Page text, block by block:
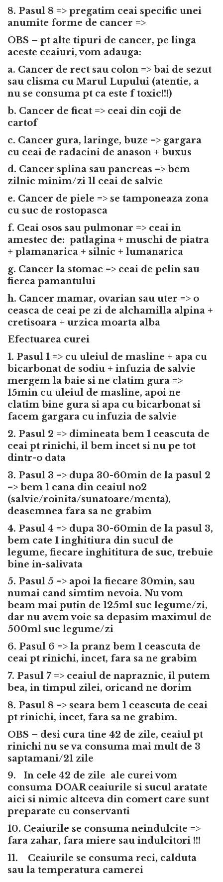
8. Pasul 8 => pregatim ceai specific unei
anumite forme de cancer =>
OBS – pt alte tipuri de cancer, pe linga
aceste ceaiuri, vom adauga:
a. Cancer de rect sau colon => bai de sezut
sau clisma cu Marul Lupului (atentie, a
nu se consuma pt ca este f toxic!!!)
b. Cancer de ficat => ceai din coji de
cartof
c. Cancer gura, laringe, buze => gargara
cu ceai de radacini de anason + buxus
d. Cancer splina sau pancreas => bem
zilnic minim/zi 1l ceai de salvie
e. Cancer de piele => se tamponeaza zona
cu suc de rostopasca
f. Ceai osos sau pulmonar => ceai in
amestec de: patlagina + muschi de piatra
+ plamanarica + silnic + lumanarica
g. Cancer la stomac => ceai de pelin sau
fierea pamantului
h. Cancer mamar, ovarian sau uter => o
ceasca de ceai pe zi de alchamilla alpina +
cretisoara + urzica moarta alba
Efectuarea curei
1. Pasul 1 => cu uleiul de masline + apa cu
bicarbonat de sodiu + infuzia de salvie
mergem la baie si ne clatim gura =>
15min cu uleiul de masline, apoi ne
clatim bine gura si apa cu bicarbonat si
facem gargara cu infuzia de salvie
2. Pasul 2 => dimineata bem 1 ceascuta de
ceai pt rinichi, il bem incet si nu pe tot
dintr-o data
3. Pasul 3 => dupa 30-60min de la pasul 2
=> bem 1 cana din ceaiul no2
(salvie/roinita/sunatoare/menta),
deasemnea fara sa ne grabim
4. Pasul 4 => dupa 30-60min de la pasul 3,
bem cate 1 inghitiura din sucul de
legume, fiecare inghititura de suc, trebuie
bine in-salivata
5. Pasul 5 => apoi la fiecare 30min, sau
numai cand simtim nevoia. Nu vom
beam mai putin de 125ml suc legume/zi,
dar nu avem voie sa depasim maximul de
500ml suc legume/zi
6. Pasul 6 => la pranz bem 1 ceascuta de
ceai pt rinichi, incet, fara sa ne grabim
7. Pasul 7 => ceaiul de napraznic, il putem
bea, in timpul zilei, oricand ne dorim
8. Pasul 8 => seara bem 1 ceascuta de ceai
pt rinichi, incet, fara sa ne grabim.
OBS – desi cura tine 42 de zile, ceaiul pt
rinichi nu se va consuma mai mult de 3
saptamani/21 zile
9. In cele 42 de zile ale curei vom
consuma DOAR ceaiurile si sucul aratate
aici si nimic altceva din comert care sunt
preparate cu conservanti
10. Ceaiurile se consuma neindulcite =>
fara zahar, fara miere sau indulcitori !!!
11. Ceaiurile se consuma reci, calduta
sau la temperatura camerei